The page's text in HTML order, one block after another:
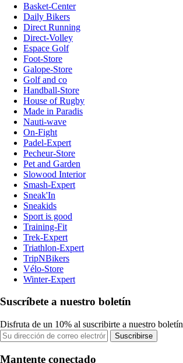
Basket-Center
Daily Bikers
Direct Running
Direct-Volley
Espace Golf
Foot-Store
Galope-Store
Golf and co
Handball-Store
House of Rugby
Made in Paradis
Nauti-wave
On-Fight
Padel-Expert
Pecheur-Store
Pet and Garden
Slowood Interior
Smash-Expert
Sneak'In
Sneakids
Sport is good
Training-Fit
Trek-Expert
Triathlon-Expert
TripNBikers
Vélo-Store
Winter-Expert
Suscríbete a nuestro boletín
Disfruta de un 10% al suscribirte a nuestro boletín
Suscribirse
Mantente conectado